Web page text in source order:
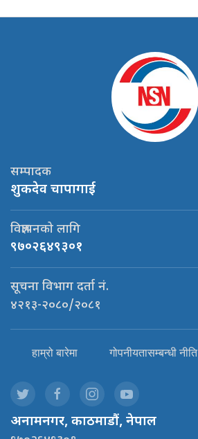
सम्पादक
शुकदेव चापागाई
विज्ञापनको लागि
९७०२६४९३०१
सूचना विभाग दर्ता नं.
४२१३-२०८०/२०८१
हाम्रो बारेमा गोपनीयतासम्बन्धी नीति
अनामनगर, काठमाडौं, नेपाल